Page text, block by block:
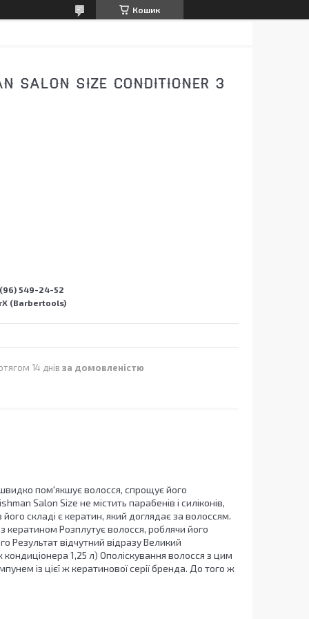
Кошик
SIZE CONDITIONER З
549-24-52
(Barbertools)
14 днів за домовленістю
пом'якшує волосся, спрощує його
Salon Size не містить парабенів і силіконів,
складі є кератин, який доглядає за волоссям.
кератином Розплутує волосся, роблячи його
Результат відчутний відразу Великий
1,25 л) Ополіскування волосся з цим
із цієї ж кератинової серії бренда. До того ж